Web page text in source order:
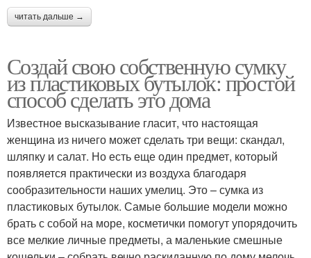
читать дальше →
Создай свою собственную сумку
из пластиковых бутылок: простой
способ сделать это дома
Известное высказывание гласит, что настоящая
женщина из ничего может сделать три вещи: скандал,
шляпку и салат. Но есть еще один предмет, который
появляется практически из воздуха благодаря
сообразительности наших умелиц. Это – сумка из
пластиковых бутылок. Самые большие модели можно
брать с собой на море, косметички помогут упорядочить
все мелкие личные предметы, а маленькие смешные